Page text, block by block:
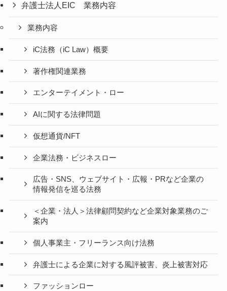
弁護士法人EIC 業務内容
業務内容
iC法務（iC Law）概要
著作権関連業務
エンターテイメント・ロー
AIに関する法律問題
仮想通貨/NFT
企業法務・ビジネスロー
広告・SNS、ウェブサイト・広報・PRなど企業の
情報発信を巡る法務
＜企業・法人＞法律顧問契約など企業対象業務のご
案内
個人事業主・フリーランス向け法務
弁護士による企業に対する風評被害、炎上被害対応
ファッションロー